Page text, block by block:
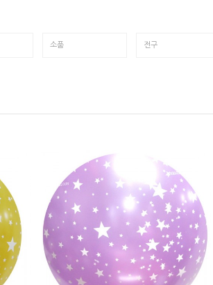
소품 전구